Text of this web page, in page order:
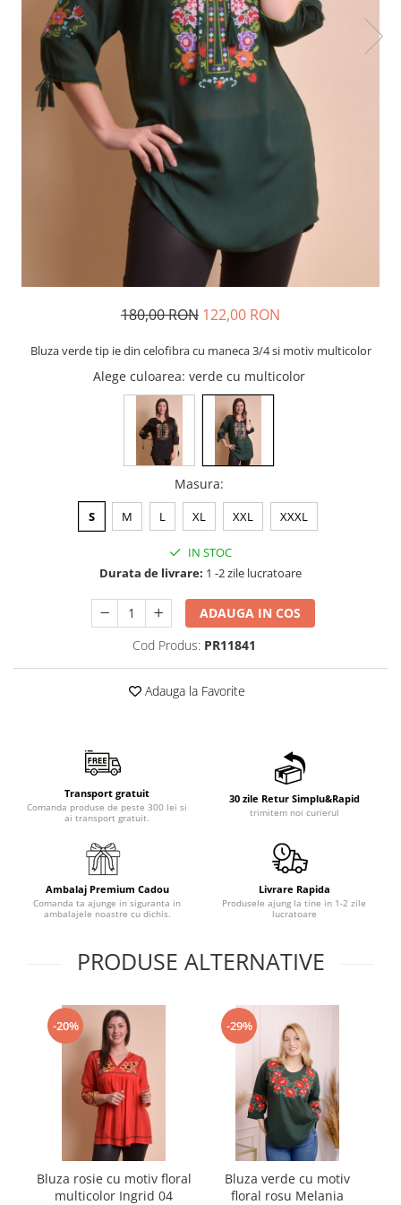
180,00 RON 122,00 RON
Bluza verde tip ie din celofibra cu maneca 3/4 si motiv multicolor
Alege culoarea: verde cu multicolor
Masura:
S M L XL XXL XXXL
IN STOC
Durata de livrare: 1 -2 zile lucratoare
ADAUGA IN COS
Cod Produs: PR11841
Adauga la Favorite
Transport gratuit
Comanda produse de peste 300 lei si
ai transport gratuit.
30 zile Retur Simplu&Rapid
trimitem noi curierul
Ambalaj Premium Cadou
Comanda ta ajunge in siguranta in
ambalajele noastre cu dichis.
Livrare Rapida
Produsele ajung la tine in 1-2 zile
lucratoare
PRODUSE ALTERNATIVE
-20%
Bluza rosie cu motiv floral
multicolor Ingrid 04
-29%
Bluza verde cu motiv
floral rosu Melania